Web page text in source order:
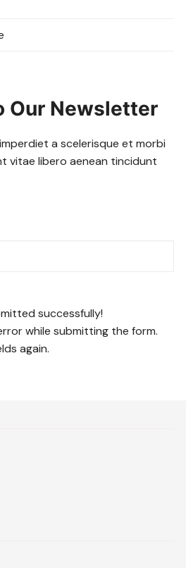
Our Newsletter
a scelerisque et morbi
vitae libero aenean tincidunt
successfully!
while submitting the form.
again.